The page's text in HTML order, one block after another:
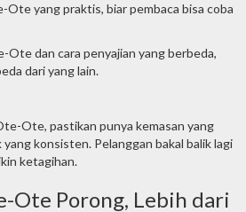
yang praktis, biar pembaca bisa coba
Ote dan cara penyajian yang berbeda,
dari yang lain.
Ote, pastikan punya kemasan yang
konsisten. Pelanggan bakal balik lagi
ketagihan.
Ote Porong, Lebih dari